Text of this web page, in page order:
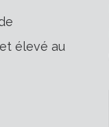
élevé au